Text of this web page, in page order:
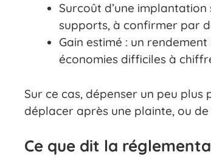
Surcoût d’une
supports, à confirmer par
Gain estimé : un
économies difficiles à
Sur ce cas, dépenser un peu
déplacer après une plainte, ou
Ce que dit la